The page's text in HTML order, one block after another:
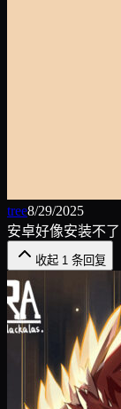
tree8/29/2025
安卓好像安装不了
收起 1 条回复